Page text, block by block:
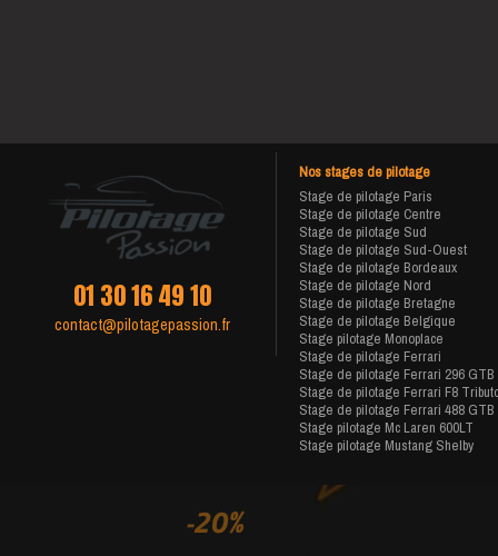
01 30 16 49 10
contact@pilotagepassion.fr
Nos stages de pilotage
Stage de pilotage Paris
Stage de pilotage Centre
Stage de pilotage Sud
Stage de pilotage Sud-Ouest
Stage de pilotage Bordeaux
Stage de pilotage Nord
Stage de pilotage Bretagne
Stage de pilotage Belgique
Stage pilotage Monoplace
Stage de pilotage Ferrari
Stage de pilotage Ferrari 296 GTB
Stage de pilotage Ferrari F8
Stage de pilotage Ferrari 488 GTB
Stage pilotage Mc Laren 600LT
Stage pilotage Mustang Shelby